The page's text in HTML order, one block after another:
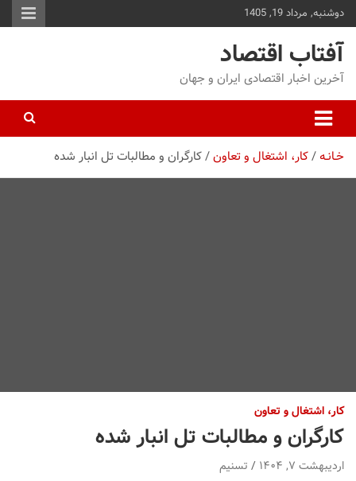
دوشنبه, مرداد 19, 1405
آفتاب اقتصاد
آخرین اخبار اقتصادی ایران و جهان
خـانـه کار، اشتغال و تعاون کارگران و مطالبات تل انبار شده
کار، اشتغال و تعاون
کارگران و مطالبات تل انبار شده
اردیبهشت ۷, ۱۴۰۴ تسنیم